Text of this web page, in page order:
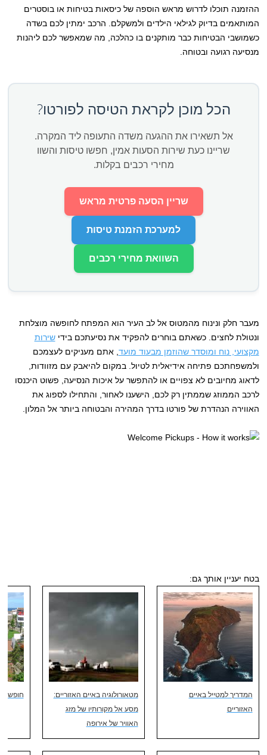
ההזמנה תוכלו לדרוש מראש הוספה של כיסאות בטיחות או בוסטרים
המותאמים בדיוק לגילאי הילדים ולמשקלם. הרכב ימתין לכם בשדה
כשמושבי הבטיחות כבר מותקנים בו כהלכה, מה שמאפשר לכם ליהנות
מנסיעה רגועה ובטוחה.
הכל מוכן לקראת הטיסה לפורטו?
אל תשאירו את ההגעה משדה התעופה ליד המקרה.
שריינו כעת שירות הסעות אמין, חפשו טיסות והשוו
מחירי רכבים בקלות.
שריין הסעה פרטית מראש
למערכת הזמנת טיסות
השוואת מחירי רכבים
מעבר חלק ונינוח מהמטוס אל לב העיר הוא המפתח לחופשה מוצלחת
ונטולת לחצים. כשאתם בוחרים להפקיד את נסיעתכם בידישירות
מקצועי, נוח ומוסדר שהוזמן מבעוד מועד , אתם מעניקים לעצמכם
ולמשפחתכם פתיחה אידיאלית לטיול. במקום להיאבק עם מזוודות,
לדאוג מחיובים לא צפויים או להתפשר על איכות הנסיעה, פשוט היכנסו
לרכב הממוזג שממתין רק לכם, הישענו לאחור, והתחילו לספוג את
האווירה הנהדרת של פורטו בדרך המהירה והבטוחה ביותר אל המלון.
בטח יעניין אותך גם:
המדריך למטייל באיים
האזוריים
מטאורולוגיה באיים האזוריים:
מסע אל מקורותיו של מזג
האוויר של אירופה
חופשה